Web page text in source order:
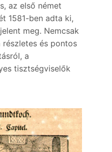
az első német
1581-ben adta ki,
meg. Nemcsak
részletes és pontos
a
tisztségviselők